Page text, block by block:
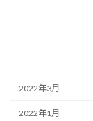
2022年3月
2022年1月